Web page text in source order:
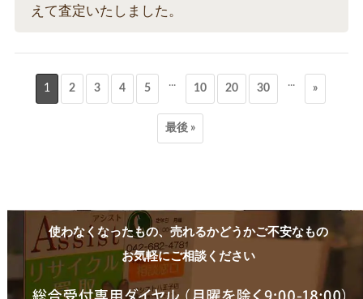
えて査定いたしました。
1 2 3 4 5 ... 10 20 30 ... »
最後 »
使わなくなったもの、売れるかどうかご不安なもの
お気軽にご相談ください